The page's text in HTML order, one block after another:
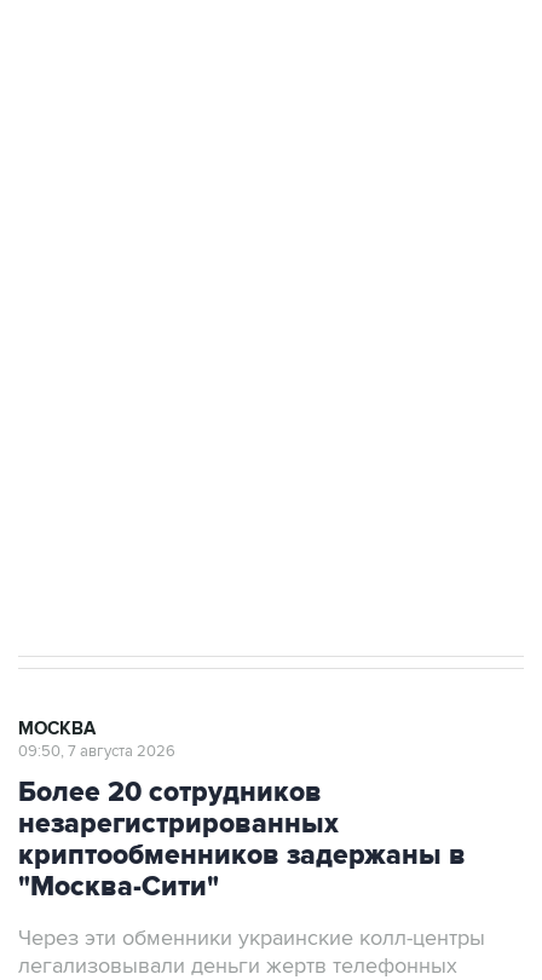
МОСКВА
09:50, 7 августа 2026
Более 20 сотрудников
незарегистрированных
криптообменников задержаны в
"Москва-Сити"
Через эти обменники украинские колл-центры
легализовывали деньги жертв телефонных